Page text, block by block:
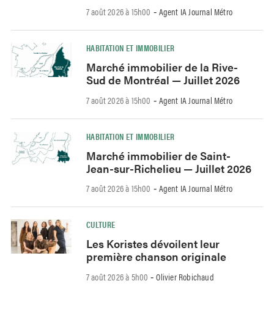
7 août 2026 à 15h00 - Agent IA Journal Métro
HABITATION ET IMMOBILIER
Marché immobilier de la Rive-
Sud de Montréal — Juillet 2026
7 août 2026 à 15h00 - Agent IA Journal Métro
HABITATION ET IMMOBILIER
Marché immobilier de Saint-
Jean-sur-Richelieu — Juillet 2026
7 août 2026 à 15h00 - Agent IA Journal Métro
CULTURE
Les Koristes dévoilent leur
première chanson originale
7 août 2026 à 5h00 -Olivier Robichaud